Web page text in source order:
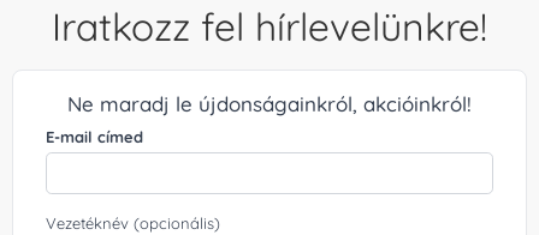
Iratkozz fel hírlevelünkre!
Ne maradj le újdonságainkról, akcióinkról!
E-mail címed
Vezetéknév (opcionális)